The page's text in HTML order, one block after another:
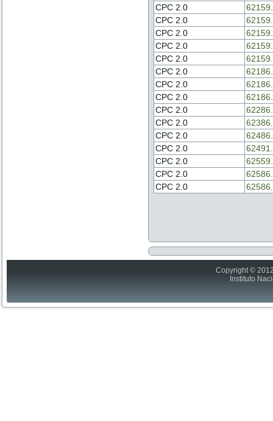
CPC 2.0
CPC 2.0
CPC 2.0
CPC 2.0
CPC 2.0
CPC 2.0
CPC 2.0
CPC 2.0
CPC 2.0
CPC 2.0
CPC 2.0
CPC 2.0
CPC 2.0
CPC 2.0
CPC 2.0
Copyright ©
Instituto